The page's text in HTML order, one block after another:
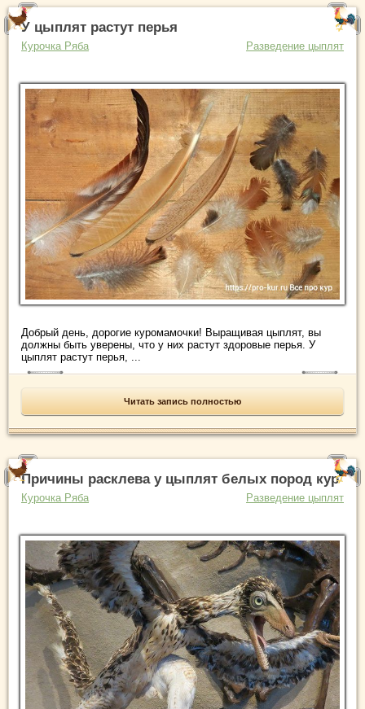
У цыплят растут перья
Курочка Ряба Разведение цыплят
Добрый день, дорогие куромамочки! Выращивая цыплят, вы
должны быть уверены, что у них растут здоровые перья. У
цыплят растут перья, ...
Читать запись полностью
Причины расклева у цыплят белых пород кур
Курочка Ряба Разведение цыплят